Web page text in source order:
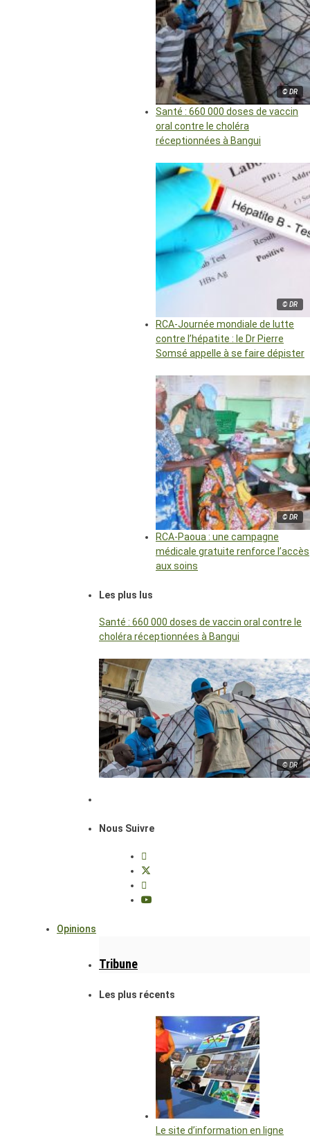
© DR
Santé : 660 000 doses de vaccin
oral contre le choléra
réceptionnées à Bangui
© DR
RCA-Journée mondiale de lutte
contre l’hépatite : le Dr Pierre
Somsé appelle à se faire dépister
© DR
RCA-Paoua : une campagne
médicale gratuite renforce l’accès
aux soins
Les plus lus
Santé : 660 000 doses de vaccin oral contre le
choléra réceptionnées à Bangui
© DR
Nous Suivre
Opinions
Tribune
Les plus récents
Le site d’information en ligne